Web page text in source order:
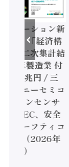
トメーション新
】「経済構
調査二次集計結
年製造業 付
額86兆円 / 三
とソニーセミコ
ジョンセンサ
/ IDEC、安全
すセーフティコ
ーラ（2026年
発行）